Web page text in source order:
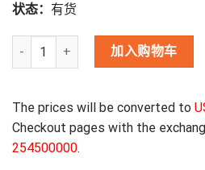
状态： 有货
劳力士Datejust Watch 31mm
加入购物车
The prices will be converted to
Checkout pages with the
254500000.